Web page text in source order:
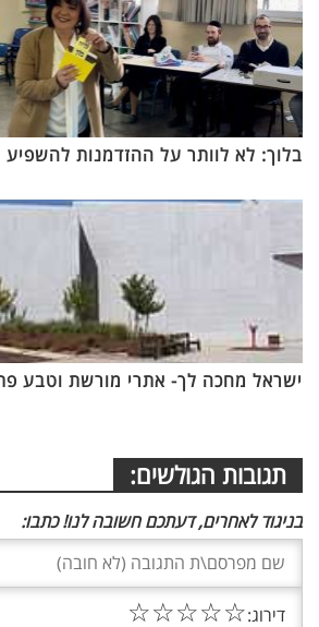
בלוך: לא לוותר על ההזדמנות להשפיע
ישראל מחכה לך- אתרי מורשת וטבע
תגובות הגולשים:
בניגוד לאחרים, דעתכם חשובה לנו! כתבו:
דירוג:☆
☆
☆
☆
☆